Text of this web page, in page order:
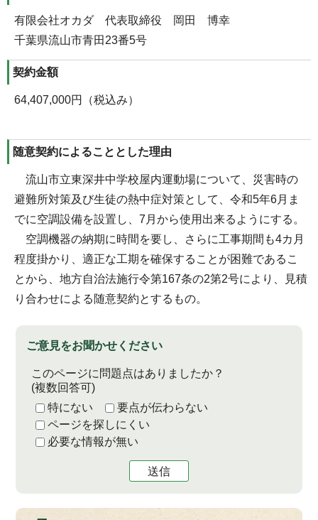
有限会社オカダ 代表取締役 岡田 博幸
千葉県流山市青田23番5号
契約金額
64,407,000円（税込み）
随意契約によることとした理由
流山市立東深井中学校屋内運動場について、災害時の
避難所対策及び生徒の熱中症対策として、令和5年6月ま
でに空調設備を設置し、7月から使用出来るようにする。
空調機器の納期に時間を要し、さらに工事期間も4カ月
程度掛かり、適正な工期を確保することが困難であるこ
とから、地方自治法施行令第167条の2第2号により、見積
り合わせによる随意契約とするもの。
ご意見をお聞かせください
このページに問題点はありましたか？
(複数回答可)
特にない
要点が伝わらない
ページを探しにくい
必要な情報が無い
送信